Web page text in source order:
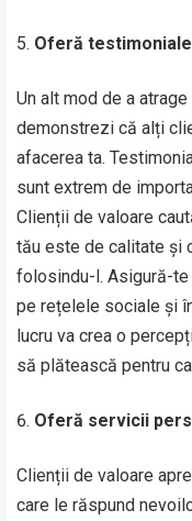
Oferă
Un alt mod de a
demonstrezi că alți
afacerea ta.
sunt extrem de
Clienții de valoare
tău este de calitate și
folosindu-l. Asigură-
pe rețelele sociale și
lucru va crea o
să plătească pentru
Oferă servicii
Clienții de valoare
care le răspund